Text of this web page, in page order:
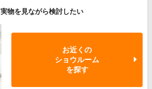
実物を見ながら検討したい
お近くの
ショウルーム
を探す